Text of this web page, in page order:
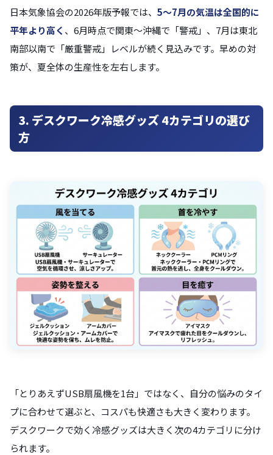
日本気象協会の2026年版予報では、 5〜7月の気温は全国的に
平年より高く 、6月時点で関東〜沖縄で「警戒」、7月は東北
南部以南で「厳重警戒」レベルが続く見込みです。早めの対
策が、夏全体の生産性を左右します。
3. デスクワーク冷感グッズ 4カテゴリの選び
方
「とりあえずUSB扇風機を1台」ではなく、自分の悩みのタイ
プに合わせて選ぶと、コスパも快適さも大きく変わります。
デスクワークで効く冷感グッズは大きく次の4カテゴリに分け
られます。